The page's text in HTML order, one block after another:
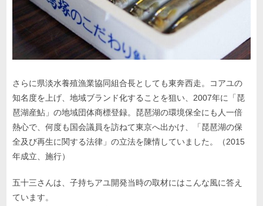
さらに県淡水養殖漁業協同組合長としても東奔西走。コアユの
知名度を上げ、地域ブランド化することを狙い、2007年に「琵
琶湖産鮎」の地域団体商標登録。琵琶湖の環境保全にも人一倍
熱心で、何度も国会議員を訪ねて東京へ出かけ、「琵琶湖の保
全及び再生に関する法律」の立法を陳情していました。（2015
年成立、施行）
五十三さんは、子持ちアユ開発当時の取材にはこんな風に答え
ています。